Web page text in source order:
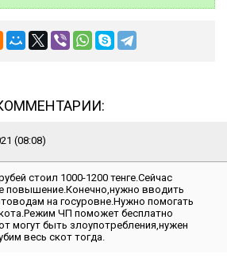
(08:08)
стоил 1000-1200 тенге.Сейчас
повышение.Конечно,нужно вводить
на госуровне.Нужно помогать
ЧП поможет бесплатно
могут быть злоупотребления,нужен
весь скот тогда.